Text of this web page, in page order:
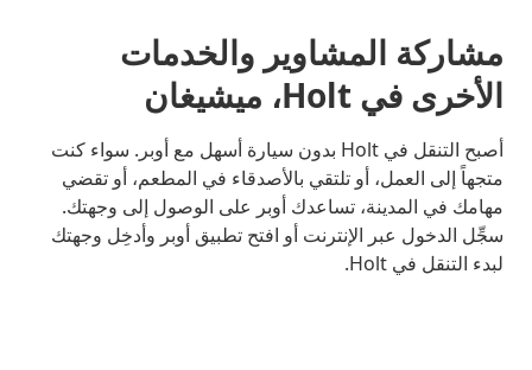
مشاركة المشاوير والخدمات
الأخرى في Holt، ميشيغان
أصبح التنقل في Holt بدون سيارة أسهل مع أوبر. سواء كنت
متجهاً إلى العمل، أو تلتقي بالأصدقاء في المطعم، أو تقضي
مهامك في المدينة، تساعدك أوبر على الوصول إلى وجهتك.
سجِّل الدخول عبر الإنترنت أو افتح تطبيق أوبر وأدخِل وجهتك
لبدء التنقل في Holt.